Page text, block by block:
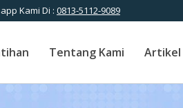
Kami Di : 0813-5112-9089
Tentang Kami Artikel